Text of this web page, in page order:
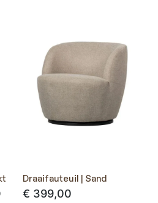
Draaifauteuil | Sand
€ 399,00